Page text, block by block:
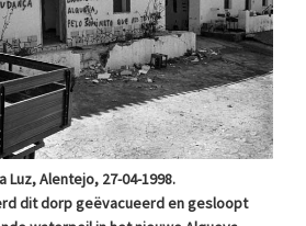
Luz, Alentejo, 27-04-1998.
dit dorp geëvacueerd en gesloopt